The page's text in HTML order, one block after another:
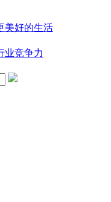
美好的生活
业竞争力